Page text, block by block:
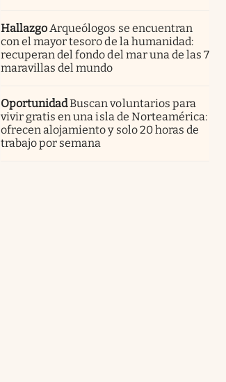
HallazgoArqueólogos se encuentran
con el mayor tesoro de la humanidad:
recuperan del fondo del mar una de las 7
maravillas del mundo
OportunidadBuscan voluntarios para
vivir gratis en una isla de Norteamérica:
ofrecen alojamiento y solo 20 horas de
trabajo por semana